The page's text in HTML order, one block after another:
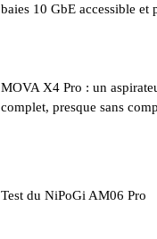
baies 10 GbE accessible et
MOVA X4 Pro : un
complet, presque sans
Test du NiPoGi AM06 Pro